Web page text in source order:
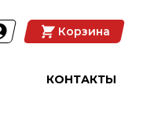
Корзина
КОНТАКТЫ